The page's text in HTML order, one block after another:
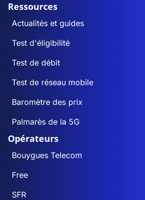
Ressources
Actualités et guides
Test d'éligibilité
Test de débit
Test de réseau mobile
Baromètre des prix
Palmarès de la 5G
Opérateurs
Bouygues Telecom
Free
SFR